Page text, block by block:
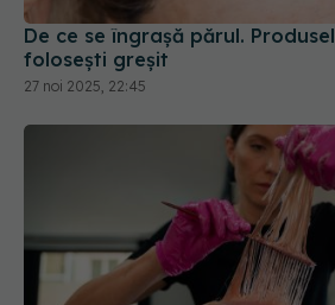
De ce se îngrașă părul.
folosești greșit
27 noi 2025, 22:45